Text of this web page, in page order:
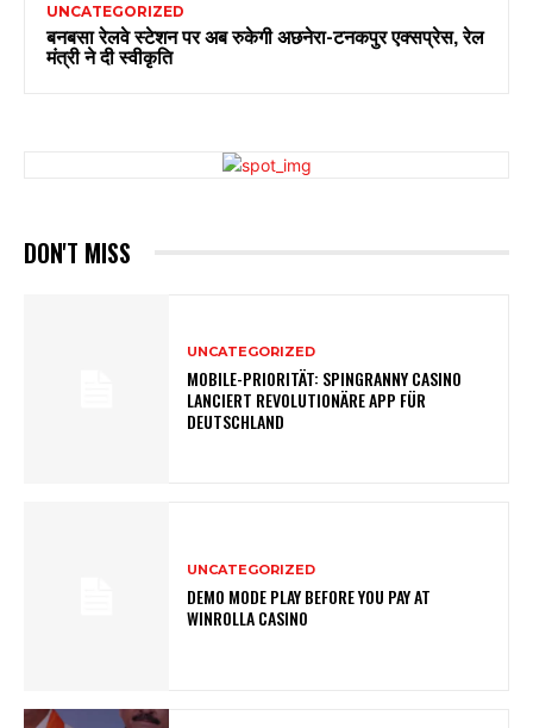
UNCATEGORIZED
बनबसा रेलवे स्टेशन पर अब रुकेगी अछनेरा-टनकपुर एक्सप्रेस, रेल
मंत्री ने दी स्वीकृति
DON'T MISS
UNCATEGORIZED
MOBILE-PRIORITÄT: SPINGRANNY CASINO
LANCIERT REVOLUTIONÄRE APP FÜR
DEUTSCHLAND
UNCATEGORIZED
DEMO MODE PLAY BEFORE YOU PAY AT
WINROLLA CASINO